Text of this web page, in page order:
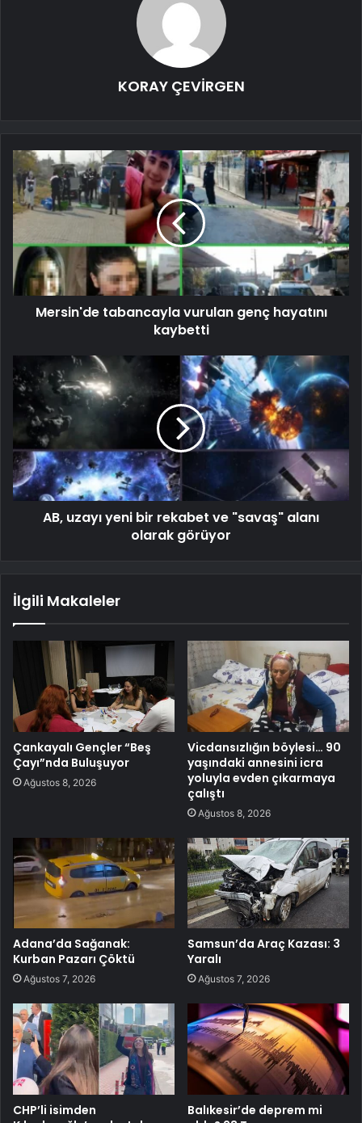
KORAY ÇEVİRGEN
Mersin'de tabancayla vurulan genç hayatını
kaybetti
AB, uzayı yeni bir rekabet ve "savaş" alanı
olarak görüyor
İlgili Makaleler
Çankayalı Gençler “Beş
Çayı”nda Buluşuyor
Ağustos 8, 2026
Vicdansızlığın böylesi… 90
yaşındaki annesini icra
yoluyla evden çıkarmaya
çalıştı
Ağustos 8, 2026
Adana’da Sağanak:
Kurban Pazarı Çöktü
Ağustos 7, 2026
Samsun’da Araç Kazası: 3
Yaralı
Ağustos 7, 2026
CHP’li isimden
Balıkesir’de deprem mi